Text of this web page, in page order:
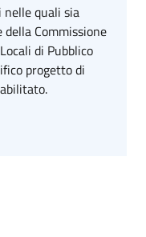
nelle quali sia
Commissione
di Pubblico
progetto di